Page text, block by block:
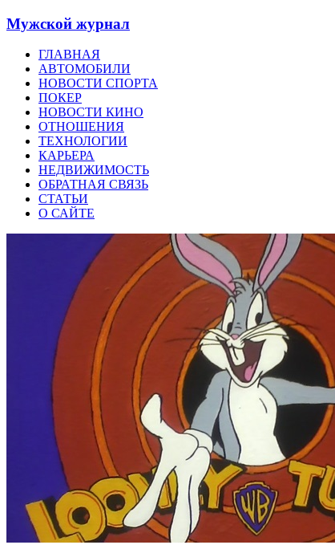
Мужской журнал
ГЛАВНАЯ
АВТОМОБИЛИ
НОВОСТИ СПОРТА
ПОКЕР
НОВОСТИ КИНО
ОТНОШЕНИЯ
ТЕХНОЛОГИИ
КАРЬЕРА
НЕДВИЖИМОСТЬ
ОБРАТНАЯ СВЯЗЬ
СТАТЬИ
О САЙТЕ